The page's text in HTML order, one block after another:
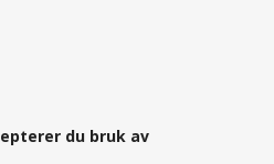
du bruk av